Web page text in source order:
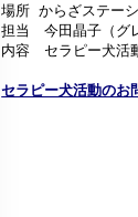
場所 からざステー
担当今田晶子（グ
内容 セラピー犬活
セラピー犬活動のお